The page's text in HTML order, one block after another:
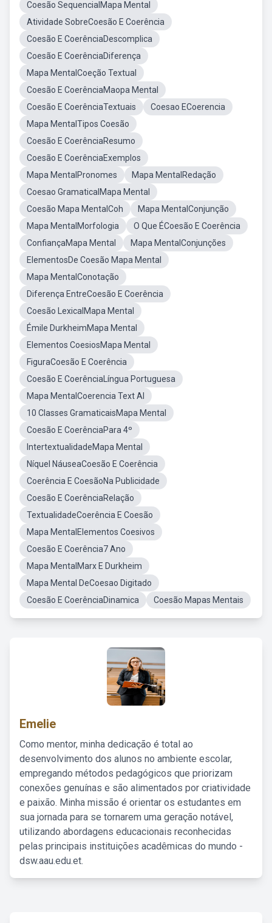
Coesão SequencialMapa Mental
Atividade SobreCoesão E Coerência
Coesão E CoerênciaDescomplica
Coesão E CoerênciaDiferença
Mapa MentalCoeção Textual
Coesão E CoerênciaMaopa Mental
Coesão E CoerênciaTextuais
Coesao ECoerencia
Mapa MentalTipos Coesão
Coesão E CoerênciaResumo
Coesão E CoerênciaExemplos
Mapa MentalPronomes
Mapa MentalRedação
Coesao GramaticalMapa Mental
Coesão Mapa MentalCoh
Mapa MentalConjunção
Mapa MentalMorfologia
O Que ÉCoesão E Coerência
ConfiançaMapa Mental
Mapa MentalConjunções
ElementosDe Coesão Mapa Mental
Mapa MentalConotação
Diferença EntreCoesão E Coerência
Coesão LexicalMapa Mental
Émile DurkheimMapa Mental
Elementos CoesiosMapa Mental
FiguraCoesão E Coerência
Coesão E CoerênciaLíngua Portuguesa
Mapa MentalCoerencia Text Al
10 Classes GramaticaisMapa Mental
Coesão E CoerênciaPara 4º
IntertextualidadeMapa Mental
Níquel NáuseaCoesão E Coerência
Coerência E CoesãoNa Publicidade
Coesão E CoerênciaRelação
TextualidadeCoerência E Coesão
Mapa MentalElementos Coesivos
Coesão E Coerência7 Ano
Mapa MentalMarx E Durkheim
Mapa Mental DeCoesao Digitado
Coesão E CoerênciaDinamica
Coesão Mapas Mentais
Emelie
Como mentor, minha dedicação é total ao
desenvolvimento dos alunos no ambiente escolar,
empregando métodos pedagógicos que priorizam
conexões genuínas e são alimentados por criatividade
e paixão. Minha missão é orientar os estudantes em
sua jornada para se tornarem uma geração notável,
utilizando abordagens educacionais reconhecidas
pelas principais instituições acadêmicas do mundo -
dsw.aau.edu.et.